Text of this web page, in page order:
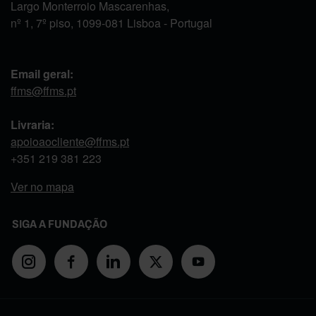
Largo Monterroio Mascarenhas,
nº 1, 7º piso, 1099-081 Lisboa - Portugal
Email geral:
ffms@ffms.pt
Livraria:
apoioaocliente@ffms.pt
+351 219 381 223
Ver no mapa
SIGA A FUNDAÇÃO